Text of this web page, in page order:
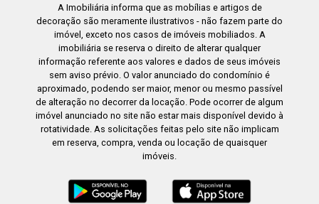
16:30
17:00
A Imobiliária informa que as mobílias e artigos de
decoração são meramente ilustrativos - não fazem parte do
imóvel, exceto nos casos de imóveis mobiliados. A
imobiliária se reserva o direito de alterar qualquer
informação referente aos valores e dados de seus imóveis
sem aviso prévio. O valor anunciado do condomínio é
aproximado, podendo ser maior, menor ou mesmo passível
de alteração no decorrer da locação. Pode ocorrer de algum
imóvel anunciado no site não estar mais disponível devido à
rotatividade. As solicitações feitas pelo site não implicam
em reserva, compra, venda ou locação de quaisquer
imóveis.